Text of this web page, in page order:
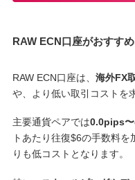
RAW ECN口座がおすす
RAW ECN口座は、 海外FX
や、より低い取引コストを
主要通貨ペアでは0.0pips〜
トあたり往復$6の手数料
りも低コストとなります。